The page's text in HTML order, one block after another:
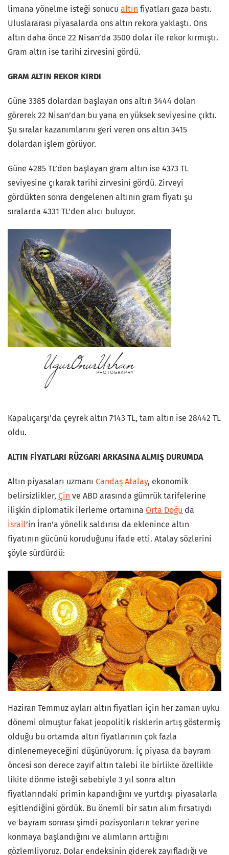
limana yönelme isteği sonucu altın fiyatları gaza bastı.
Uluslararası piyasalarda ons altın rekora yaklaştı. Ons
altın daha önce 22 Nisan’da 3500 dolar ile rekor kırmıştı.
Gram altın ise tarihi zirvesini gördü.
GRAM ALTIN REKOR KIRDI
Güne 3385 dolardan başlayan ons altın 3444 doları
görerek 22 Nisan’dan bu yana en yüksek seviyesine çıktı.
Şu sıralar kazanımlarını geri veren ons altın 3415
dolardan işlem görüyor.
Güne 4285 TL’den başlayan gram altın ise 4373 TL
seviyesine çıkarak tarihi zirvesini gördü. Zirveyi
gördükten sonra dengelenen altının gram fiyatı şu
sıralarda 4331 TL’den alıcı buluyor.
Kapalıçarşı’da çeyrek altın 7143 TL, tam altın ise 28442 TL
oldu.
ALTIN FİYATLARI RÜZGARI ARKASINA ALMIŞ DURUMDA
Altın piyasaları uzmanı Candaş Atalay, ekonomik
belirsizlikler, Çin ve ABD arasında gümrük tarifelerine
ilişkin diplomatik ilerleme ortamına Orta Doğu da
İsrail’in İran’a yönelik saldırısı da eklenince altın
fiyatının gücünü koruduğunu ifade etti. Atalay sözlerini
şöyle sürdürdü:
Haziran Temmuz ayları altın fiyatları için her zaman uyku
dönemi olmuştur fakat jeopolitik risklerin artış göstermiş
olduğu bu ortamda altın fiyatlarının çok fazla
dinlenemeyeceğini düşünüyorum. İç piyasa da bayram
öncesi son derece zayıf altın talebi ile birlikte özellikle
likite dönme isteği sebebiyle 3 yıl sonra altın
fiyatlarındaki primin kapandığını ve yurtdışı piyasalarla
eşitlendiğini gördük. Bu önemli bir satın alım fırsatıydı
ve bayram sonrası şimdi pozisyonların tekrar yerine
konmaya başlandığını ve alımların arttığını
gözlemliyoruz. Dolar endeksinin giderek zayıfladığı ve